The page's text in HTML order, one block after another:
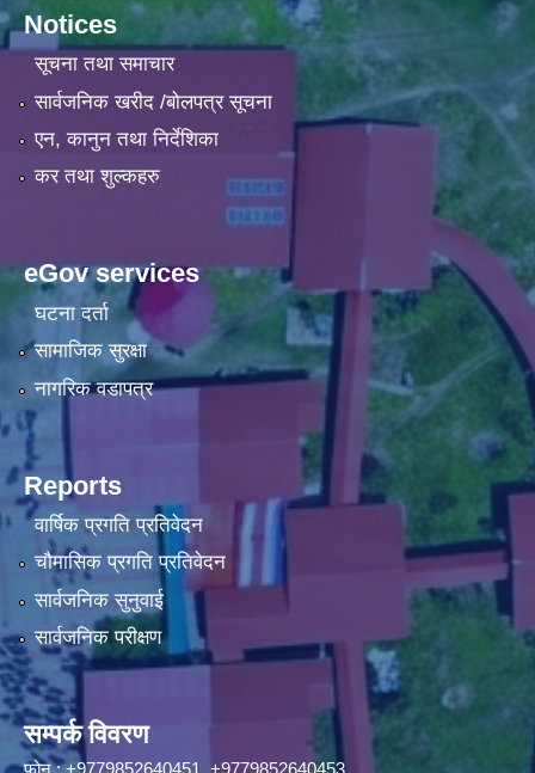
Notices
सूचना तथा समाचार
सार्वजनिक खरीद /बोलपत्र सूचना
एन, कानुन तथा निर्देशिका
कर तथा शुल्कहरु
eGov services
घटना दर्ता
सामाजिक सुरक्षा
नागरिक वडापत्र
Reports
वार्षिक प्रगति प्रतिवेदन
चौमासिक प्रगति प्रतिवेदन
सार्वजनिक सुनुवाई
सार्वजनिक परीक्षण
सम्पर्क विवरण
फोन : +9779852640451, +9779852640453